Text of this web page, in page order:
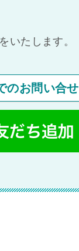
いたします。
のお問い合せ